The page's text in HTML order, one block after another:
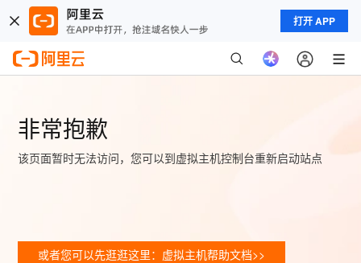
打开 APP
非常抱歉
该页面暂时无法访问，您可以到虚拟主机控制台重新启动站点
或者您可以先逛逛这里：虚拟主机帮助文档>>